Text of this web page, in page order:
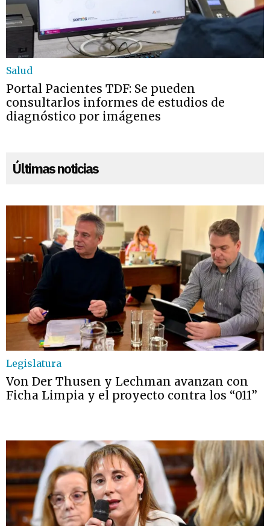
Salud
Portal Pacientes TDF: Se pueden
consultarlos informes de estudios de
diagnóstico por imágenes
Últimas noticias
Legislatura
Von Der Thusen y Lechman avanzan con
Ficha Limpia y el proyecto contra los “011”